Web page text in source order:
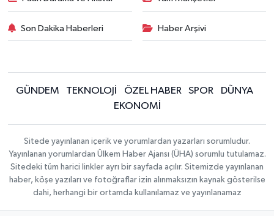
Son Dakika Haberleri Haber Arşivi
GÜNDEM TEKNOLOJİ ÖZEL HABER SPOR
DÜNYA
EKONOMİ
Sitede yayınlanan içerik ve yorumlardan yazarları sorumludur.
Yayınlanan yorumlardan Ülkem Haber Ajansı (ÜHA) sorumlu tutulamaz.
Sitedeki tüm harici linkler ayrı bir sayfada açılır. Sitemizde yayınlanan
haber, köşe yazıları ve fotoğraflar izin alınmaksızın kaynak gösterilse
dahi, herhangi bir ortamda kullanılamaz ve yayınlanamaz